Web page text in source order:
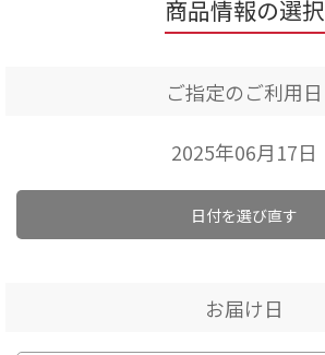
商品情報の選択
ご指定のご利用日
2025年06月17日
日付を選び直す
お届け日